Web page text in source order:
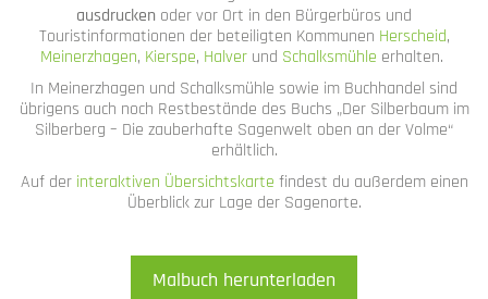
ausdrucken oder vor Ort in den Bürgerbüros und
Touristinformationen der beteiligten Kommunen Herscheid,
Meinerzhagen, Kierspe, Halver und Schalksmühle erhalten.
In Meinerzhagen und Schalksmühle sowie im Buchhandel sind
übrigens auch noch Restbestände des Buchs „Der Silberbaum im
Silberberg – Die zauberhafte Sagenwelt oben an der Volme“
erhältlich.
Auf der interaktiven Übersichtskarte findest du außerdem einen
Überblick zur Lage der Sagenorte.
Malbuch herunterladen